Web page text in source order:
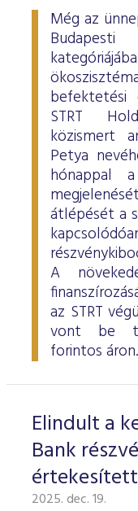
Még az
befektetési
STRT
közismert
Petya
hónappal
átlépését a
A
az STRT
vont be
forintos áron.
Elindult a
Bank
2025. dec. 19.